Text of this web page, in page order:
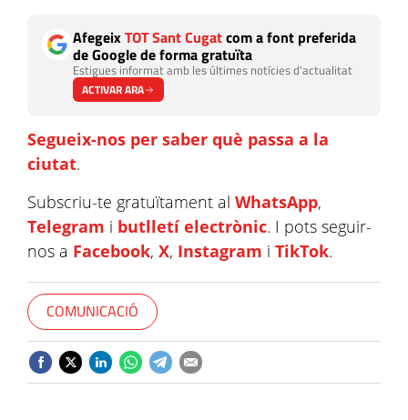
AfegeixTOT Sant Cugatcom a font preferida
de Google de forma gratuïta
Estigues informat amb les últimes notícies d'actualitat
ACTIVAR ARA
Segueix-nos per saber què passa a la
ciutat.
Subscriu-te gratuïtament al WhatsApp,
Telegram i butlletí electrònic. I pots seguir-
nos a Facebook, X, Instagram i TikTok.
COMUNICACIÓ